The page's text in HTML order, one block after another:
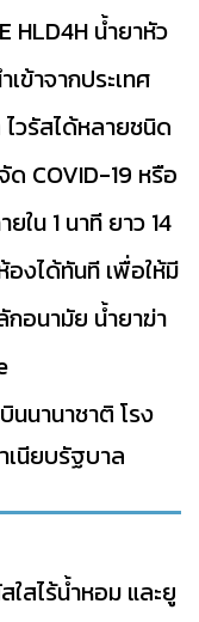
HLD4H น้ำยาหัว
ข้าจากประเทศ
วรัสได้หลายชนิด
ด COVID-19 หรือ
ใน 1 นาที ยาว 14
งได้ทันที เพื่อให้มี
อนามัย น้ำยาฆ่า
นานาชาติ โรง
เนียบรัฐบาล
สไร้น้ำหอม และยู